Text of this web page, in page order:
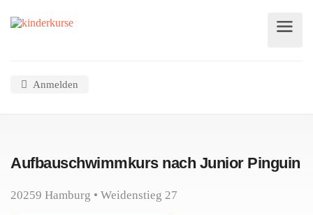
Anmelden
Aufbauschwimmkurs nach Junior Pinguin
20259 Hamburg • Weidenstieg 27